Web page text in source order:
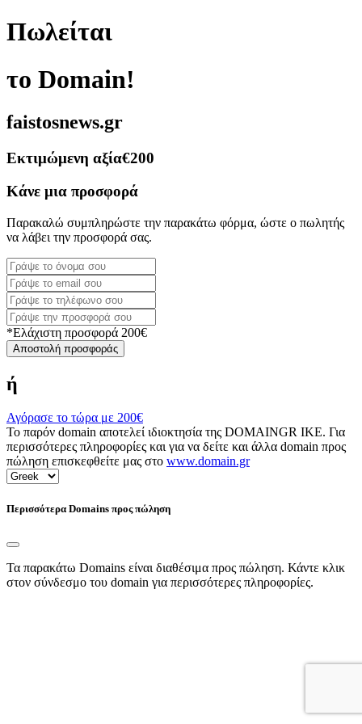
Πωλείται
το Domain!
faistosnews.gr
Εκτιμώμενη αξία€200
Κάνε μια προσφορά
Παρακαλώ συμπληρώστε την παρακάτω φόρμα, ώστε ο πωλητής
να λάβει την προσφορά σας.
*Ελάχιστη προσφορά 200€
Αποστολή προσφοράς
ή
Αγόρασε το τώρα με 200€
Το παρόν domain αποτελεί ιδιοκτησία της DOMAINGR ΙΚΕ. Για
περισσότερες πληροφορίες και για να δείτε και άλλα domain προς
πώληση επισκεφθείτε μας στο www.domain.gr
Περισσότερα Domains προς πώληση
Τα παρακάτω Domains είναι διαθέσιμα προς πώληση. Κάντε κλικ
στον σύνδεσμο του domain για περισσότερες πληροφορίες.